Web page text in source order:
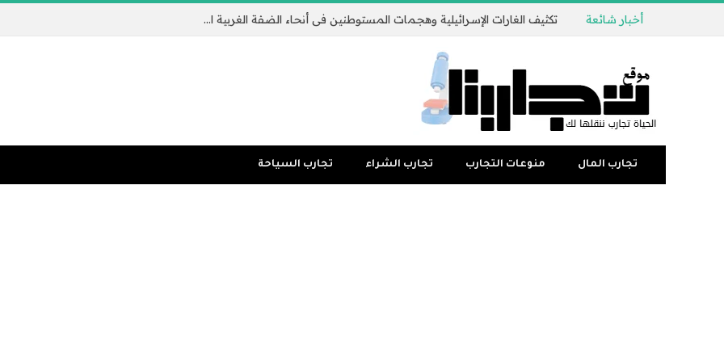
أخبار شائعة تكثيف الغارات الإسرائيلية وهجمات المستوطنين في أنحاء الضفة الغربية المحتلة | الضفة الغربية المحتلة
تجارب المال منوعات التجارب تجارب الشراء تجارب السياحة